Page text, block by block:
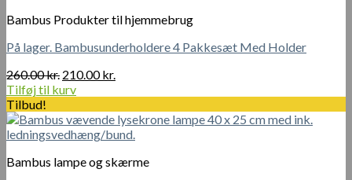
Bambus Produkter til hjemmebrug
På lager. Bambusunderholdere 4 Pakkesæt Med Holder
260.00kr. Den
oprindelige
var:
260.00 kr..
210.00kr.
er:
210.00 kr..
Tilføj til kurv
Tilbud!
Bambus lampe og skærme